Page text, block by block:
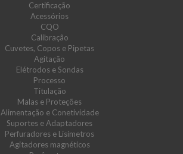
Certificação
Acessórios
CQO
Calibração
Cuvetes, Copos e Pipetas
Agitação
Elétrodos e Sondas
Processo
Titulação
Malas e Proteções
Alimentação e Conetividade
Suportes e Adaptadores
Perfuradores e Lisímetros
Agitadores magnéticos